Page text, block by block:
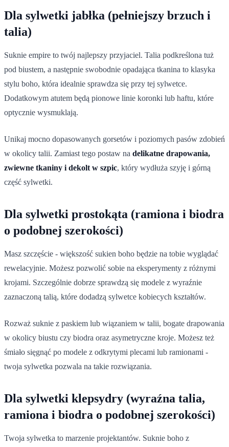
Dla sylwetki jabłka (pełniejszy brzuch i
talia)
Suknie empire to twój najlepszy przyjaciel. Talia podkreślona tuż
pod biustem, a następnie swobodnie opadająca tkanina to klasyka
stylu boho, która idealnie sprawdza się przy tej sylwetce.
Dodatkowym atutem będą pionowe linie koronki lub haftu, które
optycznie wysmuklają.
Unikaj mocno dopasowanych gorsetów i poziomych pasów zdobień
w okolicy talii. Zamiast tego postaw na delikatne drapowania,
zwiewne tkaniny i dekolt w szpic, który wydłuża szyję i górną
część sylwetki.
Dla sylwetki prostokąta (ramiona i biodra
o podobnej szerokości)
Masz szczęście - większość sukien boho będzie na tobie wyglądać
rewelacyjnie. Możesz pozwolić sobie na eksperymenty z różnymi
krojami. Szczególnie dobrze sprawdzą się modele z wyraźnie
zaznaczoną talią, które dodadzą sylwetce kobiecych kształtów.
Rozważ suknie z paskiem lub wiązaniem w talii, bogate drapowania
w okolicy biustu czy biodra oraz asymetryczne kroje. Możesz też
śmiało sięgnąć po modele z odkrytymi plecami lub ramionami -
twoja sylwetka pozwala na takie rozwiązania.
Dla sylwetki klepsydry (wyraźna talia,
ramiona i biodra o podobnej szerokości)
Twoja sylwetka to marzenie projektantów. Suknie boho z